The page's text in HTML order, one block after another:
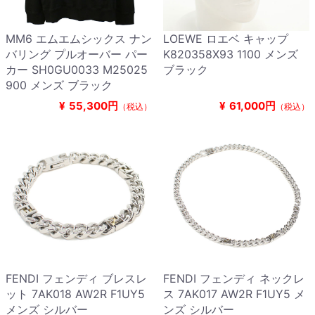
MM6 エムエムシックス ナン
バリング プルオーバー パー
カー SH0GU0033 M25025
900 メンズ ブラック
¥ 55,300円 （税込）
LOEWE ロエベ キャップ
K820358X93 1100 メンズ
ブラック
¥ 61,000円 （税込）
FENDI フェンディ ブレスレ
ット 7AK018 AW2R F1UY5
メンズ シルバー
FENDI フェンディ ネックレ
ス 7AK017 AW2R F1UY5 メ
ンズ シルバー